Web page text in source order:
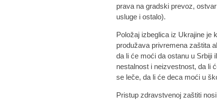
prava na gradski prevoz,
usluge i ostalo).
Položaj izbeglica iz Ukrajine je
produžava privremena zaštita
da li će moći da ostanu u Srbiji
nestalnost i neizvestnost, da li
se leče, da li će deca moći u
Pristup zdravstvenoj zaštiti